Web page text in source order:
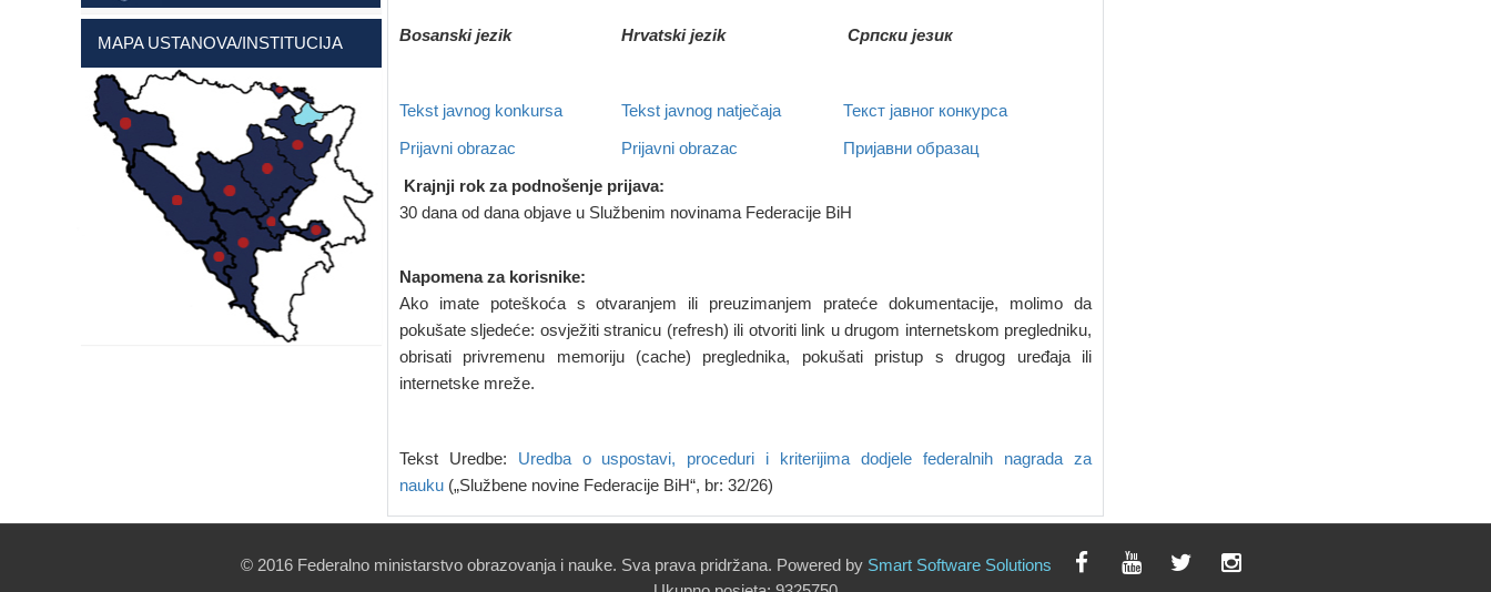
MAPA USTANOVA/INSTITUCIJA Bosanski jezik Hrvatski jezik Српски језик
Tekst javnog konkursa Tekst javnog natječaja
Текст јавног конкурса
Prijavni obrazac
Prijavni obrazac
Пријавни образац
Krajnji rok za podnošenje prijava:
30 dana od dana objave u Službenim novinama Federacije BiH
Napomena za korisnike:
Ako imate poteškoća s otvaranjem ili preuzimanjem prateće dokumentacije, molimo da
pokušate sljedeće: osvježiti stranicu (refresh) ili otvoriti link u drugom internetskom pregledniku,
obrisati privremenu memoriju (cache) preglednika, pokušati pristup s drugog uređaja ili
internetske mreže.
Tekst Uredbe: Uredba o uspostavi, proceduri i kriterijima dodjele federalnih nagrada za
nauku („Službene novine Federacije BiH“, br: 32/26)
© 2016 Federalno ministarstvo obrazovanja i nauke. Sva prava pridržana. Powered by Smart Software Solutions